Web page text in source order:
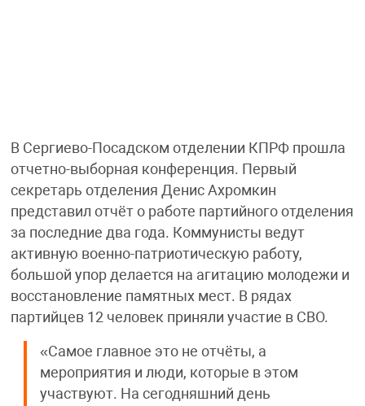
В Сергиево-Посадском отделении КПРФ прошла
отчетно-выборная конференция. Первый
секретарь отделения Денис Ахромкин
представил отчёт о работе партийного отделения
за последние два года. Коммунисты ведут
активную военно-патриотическую работу,
большой упор делается на агитацию молодежи и
восстановление памятных мест. В рядах
партийцев 12 человек приняли участие в СВО.
«Самое главное это не отчёты, а
мероприятия и люди, которые в этом
участвуют. На сегодняшний день